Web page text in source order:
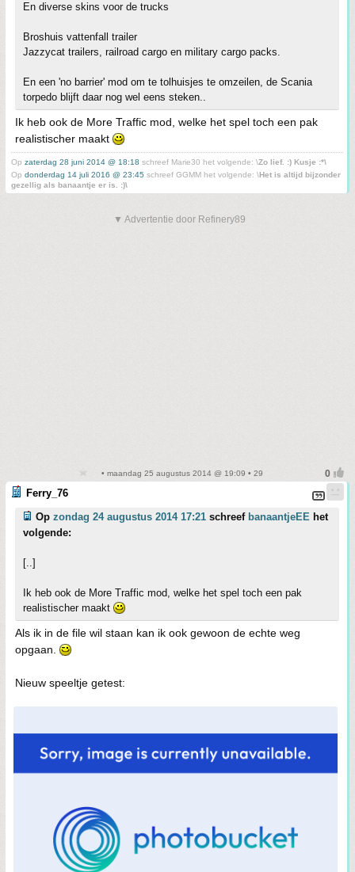
En diverse skins voor de trucks
Broshuis vattenfall trailer
Jazzycat trailers, railroad cargo en military cargo packs.
En een 'no barrier' mod om te tolhuisjes te omzeilen, de Scania
torpedo blijft daar nog wel eens steken..
Ik heb ook de More Traffic mod, welke het spel toch een pak
realistischer maakt
Op zaterdag 28 juni 2014 @ 18:18 schreef Marie30 het volgende: \Zo lief. :) Kusje :*\
Op donderdag 14 juli 2016 @ 23:45 schreef GGMM het volgende: \Het is altijd bijzonder
gezellig als banaantje er is. :)\
▼ Advertentie door Refinery89
• maandag 25 augustus 2014 @ 19:09 • 29
Ferry_76
Op zondag 24 augustus 2014 17:21 schreef banaantjeEE het
volgende:
[..]
Ik heb ook de More Traffic mod, welke het spel toch een pak
realistischer maakt
Als ik in de file wil staan kan ik ook gewoon de echte weg
opgaan.
Nieuw speeltje getest: